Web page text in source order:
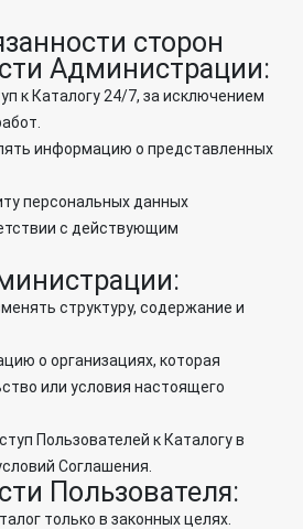
сторон
Администрации:
к Каталогу 24/7, за исключением
информацию о представленных
персональных данных
с действующим
структуру, содержание и
о организациях, которая
или условия настоящего
Пользователей к Каталогу в
Соглашения.
Пользователя:
только в законных целях.